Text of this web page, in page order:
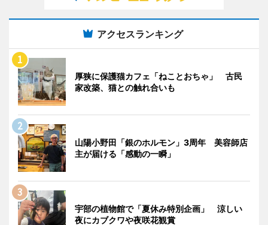
アクセスランキング
厚狭に保護猫カフェ「ねことおちゃ」 古民
家改築、猫との触れ合いも
山陽小野田「銀のホルモン」3周年 美容師店
主が届ける「感動の一瞬」
宇部の植物館で「夏休み特別企画」 涼しい
夜にカブクワや夜咲花観賞